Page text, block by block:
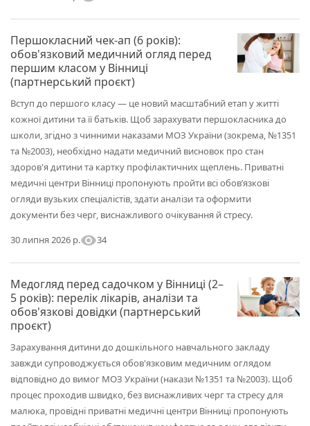
Першокласний чек-ап (6 років):
обов'язковий медичний огляд перед
першим класом у Вінниці
(партнерський проєкт)
Вступ до першого класу — це новий масштабний етап у житті
кожної дитини та її батьків. Щоб зарахувати першокласника до
школи, згідно з чинними наказами МОЗ України (зокрема, №1351
та №2003), необхідно надати медичний висновок про стан
здоров'я дитини та картку профілактичних щеплень. Приватні
медичні центри Вінниці пропонують пройти всі обов’язкові
огляди вузьких спеціалістів, здати аналізи та оформити
документи без черг, виснажливого очікування й стресу.
30 липня 2026 р.visibility34
Медогляд перед садочком у Вінниці (2–
5 років): перелік лікарів, аналізи та
обов'язкові довідки (партнерський
проєкт)
Зарахування дитини до дошкільного навчального закладу
завжди супроводжується обов'язковим медичним оглядом
відповідно до вимог МОЗ України (накази №1351 та №2003). Щоб
процес проходив швидко, без виснажливих черг та стресу для
малюка, провідні приватні медичні центри Вінниці пропонують